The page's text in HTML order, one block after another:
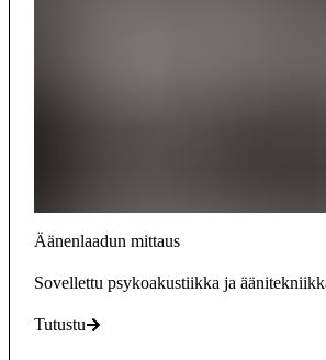
Äänenlaadun mittaus
Sovellettu psykoakustiikka ja
Tutustu